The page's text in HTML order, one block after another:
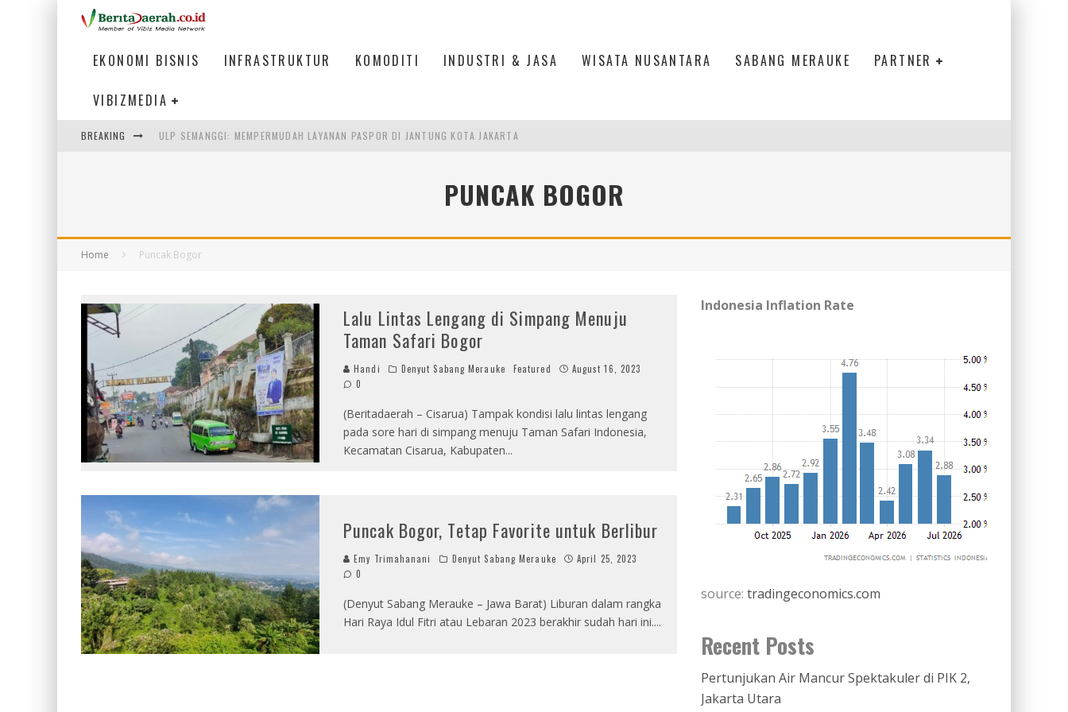
EKONOMI BISNIS INFRASTRUKTUR KOMODITI INDUSTRI & JASA WISATA NUSANTARA SABANG MERAUKE PARTNER
VIBIZMEDIA
BREAKING ULP SEMANGGI: MEMPERMUDAH LAYANAN PASPOR DI JANTUNG KOTA JAKARTA
PUNCAK BOGOR
Home Puncak Bogor
Lalu Lintas Lengang di Simpang Menuju
Taman Safari Bogor
Handi Denyut Sabang Merauke Featured
August 16, 2023
0
(Beritadaerah – Cisarua) Tampak kondisi lalu lintas lengang
pada sore hari di simpang menuju Taman Safari Indonesia,
Kecamatan Cisarua, Kabupaten...
Puncak Bogor, Tetap Favorite untuk Berlibur
Emy Trimahanani Denyut Sabang Merauke
April 25, 2023
0
(Denyut Sabang Merauke – Jawa Barat) Liburan dalam rangka
Hari Raya Idul Fitri atau Lebaran 2023 berakhir sudah hari ini....
Indonesia Inflation Rate
source: tradingeconomics.com
Recent Posts
Pertunjukan Air Mancur Spektakuler di PIK 2,
Jakarta Utara